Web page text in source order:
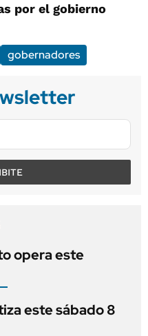
por el gobierno
gobernadores
opera este
este sábado 8